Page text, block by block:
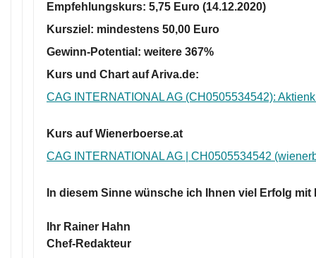
Empfehlungskurs: 5,75 Euro (14.12.2020)
Kursziel: mindestens 50,00 Euro
Gewinn-Potential: weitere 367%
Kurs und Chart auf Ariva.de:
CAG INTERNATIONAL AG (CH0505534542):
Kurs auf Wienerboerse.at
CAG INTERNATIONAL AG | CH0505534542
In diesem Sinne wünsche ich Ihnen viel Erfolg
Ihr Rainer Hahn
Chef-Redakteur